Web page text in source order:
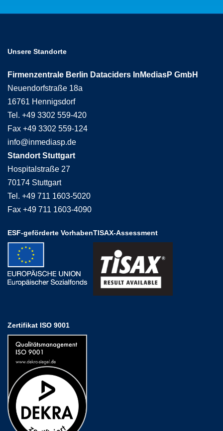
Unsere Standorte
Firmenzentrale Berlin Dataciders InMediasP GmbH
Neuendorfstraße 18a
16761 Hennigsdorf
Tel. +49 3302 559-420
Fax +49 3302 559-124
info@inmediasp.de
Standort Stuttgart
Hospitalstraße 27
70174 Stuttgart
Tel. +49 711 1603-5020
Fax +49 711 1603-4090
ESF-geförderte VorhabenTISAX-Assessment
Zertifikat ISO 9001